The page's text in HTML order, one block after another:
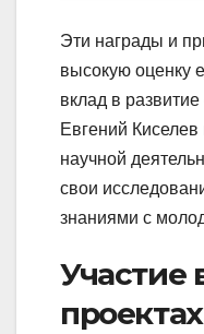
Эти награды и
высокую оценку
вклад в
Евгений
научной
свои
знаниями с
Участие
проектах